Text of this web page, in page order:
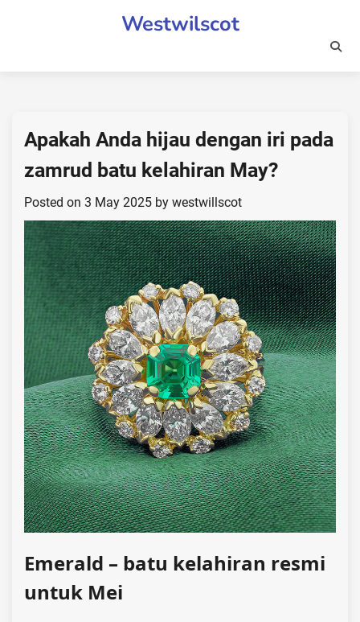
Westwilscot
Apakah Anda hijau dengan iri pada
zamrud batu kelahiran May?
Posted on 3 May 2025 by westwillscot
Emerald – batu kelahiran resmi
untuk Mei